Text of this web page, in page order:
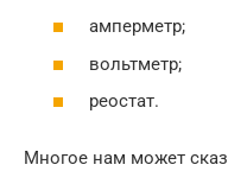
амперметр;
вольтметр;
реостат.
Многое нам может